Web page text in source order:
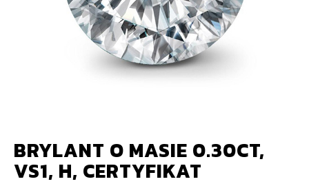
BRYLANT O MASIE 0.30CT,
VS1, H, CERTYFIKAT